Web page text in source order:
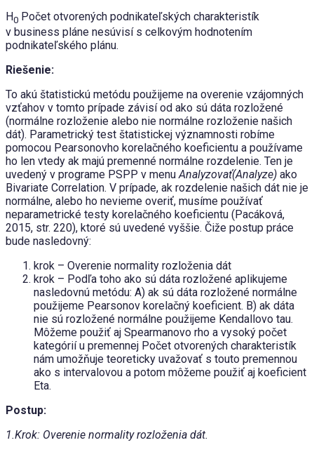
H0 Počet otvorených podnikateľských charakteristík
v business pláne nesúvisí s celkovým hodnotením
podnikateľského plánu.
Riešenie:
To akú štatistickú metódu použijeme na overenie vzájomných
vzťahov v tomto prípade závisí od ako sú dáta rozložené
(normálne rozloženie alebo nie normálne rozloženie našich
dát). Parametrický test štatistickej významnosti robíme
pomocou Pearsonovho korelačného koeficientu a používame
ho len vtedy ak majú premenné normálne rozdelenie. Ten je
uvedený v programe PSPP v menuAnalyzovať(Analyze) ako
Bivariate Correlation. V prípade, ak rozdelenie našich dát nie je
normálne, alebo ho nevieme overiť, musíme používať
neparametrické testy korelačného koeficientu (Pacáková,
2015, str. 220), ktoré sú uvedené vyššie. Čiže postup práce
bude nasledovný:
krok – Overenie normality rozloženia dát
krok – Podľa toho ako sú dáta rozložené aplikujeme
nasledovnú metódu: A) ak sú dáta rozložené normálne
použijeme Pearsonov korelačný koeficient. B) ak dáta
nie sú rozložené normálne použijeme Kendallovo tau.
Môžeme použiť aj Spearmanovo rho a vysoký počet
kategórií u premennej Počet otvorených charakteristík
nám umožňuje teoreticky uvažovať s touto premennou
ako s intervalovou a potom môžeme použiť aj koeficient
Eta.
Postup:
1.Krok: Overenie normality rozloženia dát.